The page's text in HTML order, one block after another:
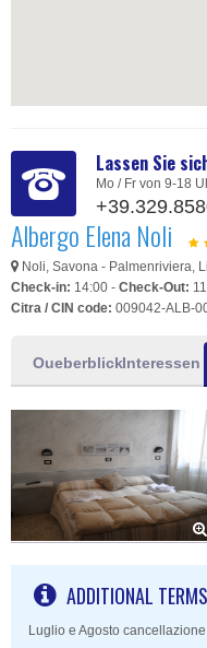
Lassen Sie
Mo / Fr von 9-18
Albergo Elena Noli
Noli, Savona - Palmenriviera,
Check-in: 14:00 - Check-Out:
Citra / CIN code: 009042-ALB-
OueberblickInteressen
ADDITIONAL TERMS
Luglio e Agosto